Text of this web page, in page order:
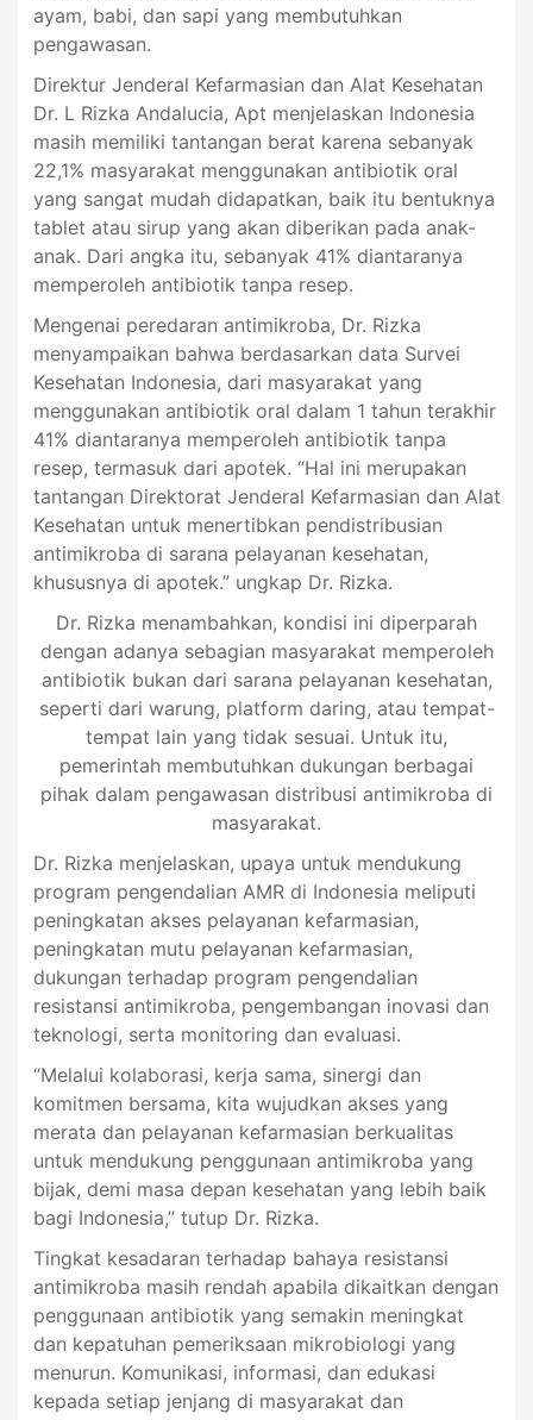
ayam, babi, dan sapi yang membutuhkan
pengawasan.
Direktur Jenderal Kefarmasian dan Alat Kesehatan
Dr. L Rizka Andalucia, Apt menjelaskan Indonesia
masih memiliki tantangan berat karena sebanyak
22,1% masyarakat menggunakan antibiotik oral
yang sangat mudah didapatkan, baik itu bentuknya
tablet atau sirup yang akan diberikan pada anak-
anak. Dari angka itu, sebanyak 41% diantaranya
memperoleh antibiotik tanpa resep.
Mengenai peredaran antimikroba, Dr. Rizka
menyampaikan bahwa berdasarkan data Survei
Kesehatan Indonesia, dari masyarakat yang
menggunakan antibiotik oral dalam 1 tahun terakhir
41% diantaranya memperoleh antibiotik tanpa
resep, termasuk dari apotek. “Hal ini merupakan
tantangan Direktorat Jenderal Kefarmasian dan Alat
Kesehatan untuk menertibkan pendistribusian
antimikroba di sarana pelayanan kesehatan,
khususnya di apotek.” ungkap Dr. Rizka.
Dr. Rizka menambahkan, kondisi ini diperparah
dengan adanya sebagian masyarakat memperoleh
antibiotik bukan dari sarana pelayanan kesehatan,
seperti dari warung, platform daring, atau tempat-
tempat lain yang tidak sesuai. Untuk itu,
pemerintah membutuhkan dukungan berbagai
pihak dalam pengawasan distribusi antimikroba di
masyarakat.
Dr. Rizka menjelaskan, upaya untuk mendukung
program pengendalian AMR di Indonesia meliputi
peningkatan akses pelayanan kefarmasian,
peningkatan mutu pelayanan kefarmasian,
dukungan terhadap program pengendalian
resistansi antimikroba, pengembangan inovasi dan
teknologi, serta monitoring dan evaluasi.
“Melalui kolaborasi, kerja sama, sinergi dan
komitmen bersama, kita wujudkan akses yang
merata dan pelayanan kefarmasian berkualitas
untuk mendukung penggunaan antimikroba yang
bijak, demi masa depan kesehatan yang lebih baik
bagi Indonesia,” tutup Dr. Rizka.
Tingkat kesadaran terhadap bahaya resistansi
antimikroba masih rendah apabila dikaitkan dengan
penggunaan antibiotik yang semakin meningkat
dan kepatuhan pemeriksaan mikrobiologi yang
menurun. Komunikasi, informasi, dan edukasi
kepada setiap jenjang di masyarakat dan